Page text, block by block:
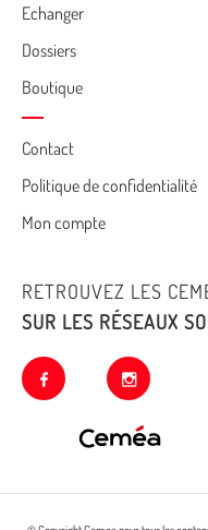
Echanger
Dossiers
Boutique
Cemea
footer
Contact
Politique de confidentialité
Mon compte
RETROUVEZ LES
SUR LES RÉSEAUX
facebook instagram